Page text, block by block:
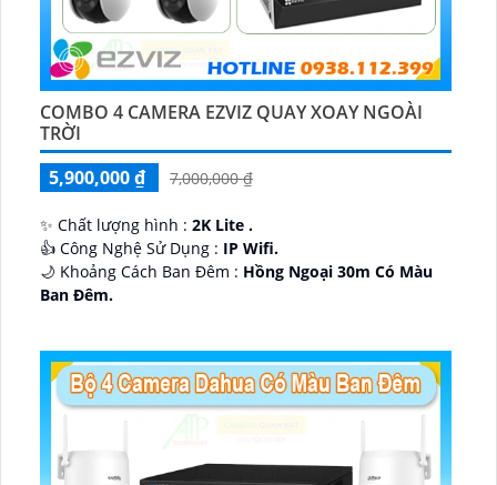
COMBO 4 CAMERA EZVIZ QUAY XOAY NGOÀI
TRỜI
5,900,000 ₫
7,000,000 ₫
✨ Chất lượng hình : 2K Lite .
👍 Công Nghệ Sử Dụng : IP Wifi.
🌙 Khoảng Cách Ban Đêm : Hồng Ngoại 30m Có Màu
Ban Ðêm.